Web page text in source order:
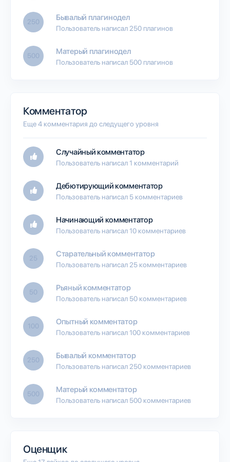
250 Бывалый плагинодел
Пользователь написал 250 плагинов
500 Матерый плагинодел
Пользователь написал 500 плагинов
Комментатор
Еще 4 комментария до следущего уровня
Случайный комментатор
Пользователь написал 1 комментарий
Дебютирующий комментатор
Пользователь написал 5 комментариев
Начинающий комментатор
Пользователь написал 10 комментариев
25 Старательный комментатор
Пользователь написал 25 комментариев
50 Рьяный комментатор
Пользователь написал 50 комментариев
100 Опытный комментатор
Пользователь написал 100 комментариев
250 Бывалый комментатор
Пользователь написал 250 комментариев
500 Матерый комментатор
Пользователь написал 500 комментариев
Оценщик